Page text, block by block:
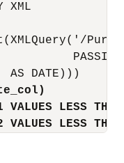
XML
AS DATE)))
VALUES LESS
LESS